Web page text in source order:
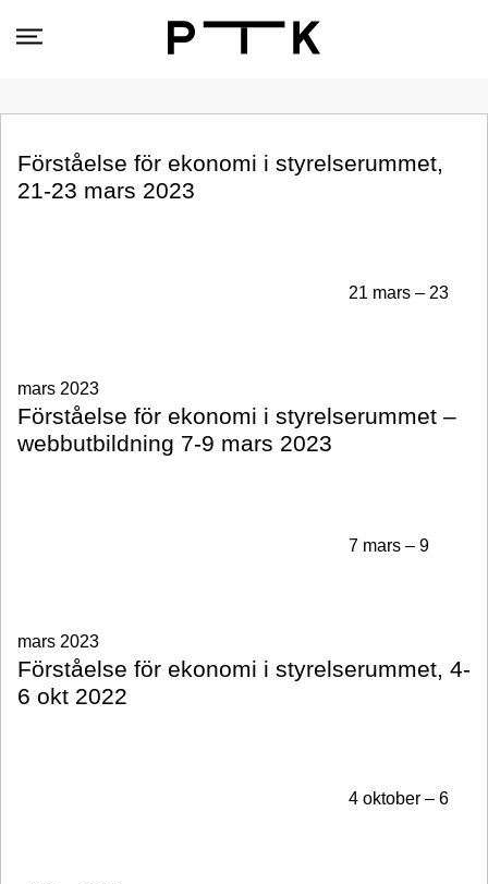
Förståelse för ekonomi i styrelserummet,
21-23 mars 2023
21 mars – 23
mars 2023
Förståelse för ekonomi i styrelserummet –
webbutbildning 7-9 mars 2023
7 mars – 9
mars 2023
Förståelse för ekonomi i styrelserummet, 4-
6 okt 2022
4 oktober – 6